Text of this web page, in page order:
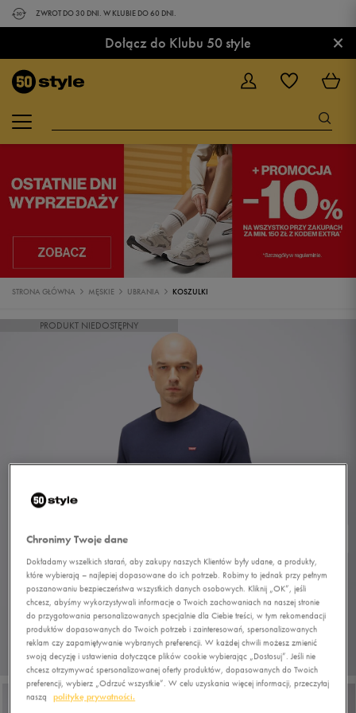
ZWROT DO 30 DNI. W KLUBIE DO 60 DNI.
Dołącz do Klubu 50 style ×
STRONA GŁÓWNA MĘSKIE UBRANIA KOSZULKI
PRODUKT NIEDOSTĘPNY
Chronimy Twoje dane
Dokładamy wszelkich starań, aby zakupy naszych Klientów były udane, a produkty,
które wybierają – najlepiej dopasowane do ich potrzeb. Robimy to jednak przy pełnym
poszanowaniu bezpieczeństwa wszystkich danych osobowych. Kliknij „OK”, jeśli
chcesz, abyśmy wykorzystywali informacje o Twoich zachowaniach na naszej stronie
do przygotowania personalizowanych specjalnie dla Ciebie treści, w tym rekomendacji
produktów dopasowanych do Twoich potrzeb i zainteresowań, spersonalizowanych
reklam czy zapamiętywanie wybranych preferencji. W każdej chwili możesz zmienić
swoją decyzję i ustawienia dotyczące plików cookie wybierając „Dostosuj”. Jeśli nie
chcesz otrzymywać spersonalizowanej oferty produktów, dopasowanych do Twoich
preferencji, wybierz „Odrzuć wszystkie”. W celu uzyskania więcej informacji, przeczytaj
naszą
politykę prywatności.